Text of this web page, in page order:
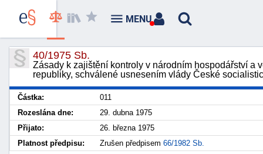
40/1975 Sb.
Zásady k zajištění kontroly v národním hospodářství a
republiky, schválené usnesením vlády České
Částka:
011
Rozeslána dne:
29. dubna 1975
Přijato:
26. března 1975
Platnost předpisu:
Zrušen předpisem 66/1982 Sb.
MENU